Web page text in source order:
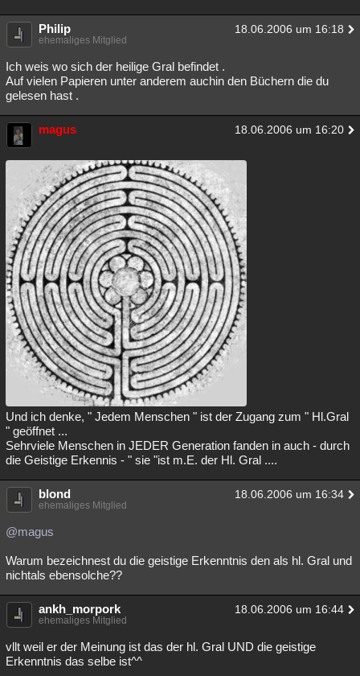
Philip 18.06.2006 um 16:18
ehemaliges Mitglied
Ich weis wo sich der heilige Gral befindet .
Auf vielen Papieren unter anderem auchin den Büchern die du
gelesen hast .
magus 18.06.2006 um 16:20
Und ich denke, " Jedem Menschen " ist der Zugang zum " Hl.Gral
" geöffnet ...
Sehrviele Menschen in JEDER Generation fanden in auch - durch
die Geistige Erkennis - " sie "ist m.E. der Hl. Gral ....
blond 18.06.2006 um 16:34
ehemaliges Mitglied
@magus
Warum bezeichnest du die geistige Erkenntnis den als hl. Gral und
nichtals ebensolche??
ankh_morpork 18.06.2006 um 16:44
ehemaliges Mitglied
vllt weil er der Meinung ist das der hl. Gral UND die geistige
Erkenntnis das selbe ist^^